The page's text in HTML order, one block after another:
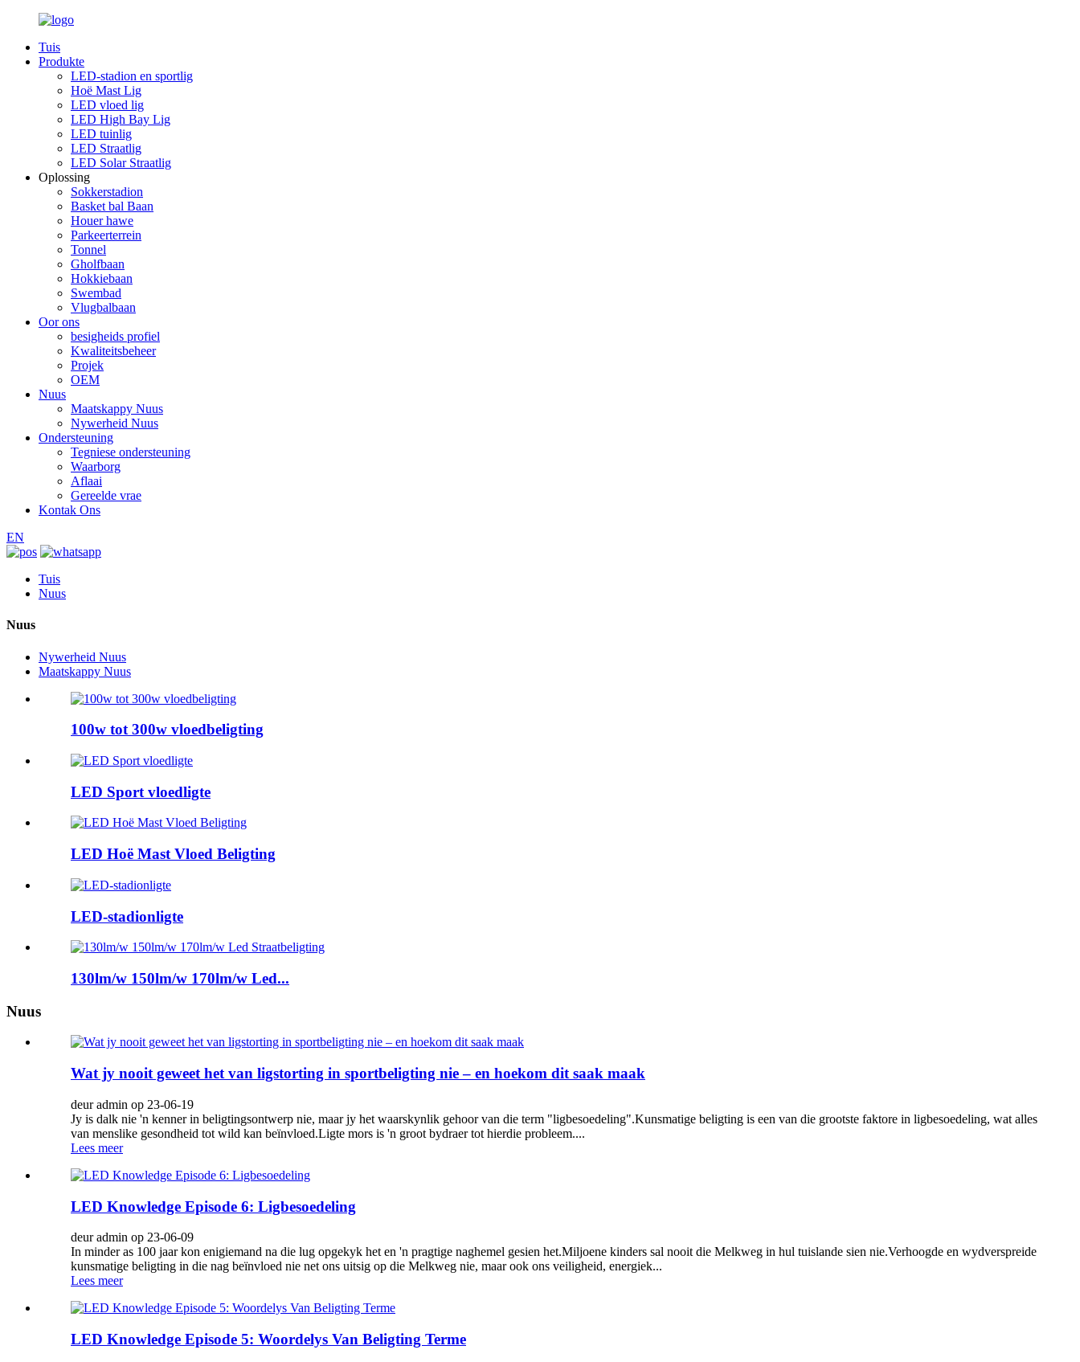
Tuis
Produkte
LED-stadion en sportlig
Hoë Mast Lig
LED vloed lig
LED High Bay Lig
LED tuinlig
LED Straatlig
LED Solar Straatlig
Oplossing
Sokkerstadion
Basket bal Baan
Houer hawe
Parkeerterrein
Tonnel
Gholfbaan
Hokkiebaan
Swembad
Vlugbalbaan
Oor ons
besigheids profiel
Kwaliteitsbeheer
Projek
OEM
Nuus
Maatskappy Nuus
Nywerheid Nuus
Ondersteuning
Tegniese ondersteuning
Waarborg
Aflaai
Gereelde vrae
Kontak Ons
EN
Tuis
Nuus
Nuus
Nywerheid Nuus
Maatskappy Nuus
100w tot 300w vloedbeligting
LED Sport vloedligte
LED Hoë Mast Vloed Beligting
LED-stadionligte
130lm/w 150lm/w 170lm/w Led...
Nuus
Wat jy nooit geweet het van ligstorting in sportbeligting nie – en hoekom dit saak maak
deur admin op 23-06-19
Jy is dalk nie 'n kenner in beligtingsontwerp nie, maar jy het waarskynlik gehoor van die term "ligbesoedeling".Kunsmatige beligting is een van die grootste faktore in ligbesoedeling, wat alles
van menslike gesondheid tot wild kan beïnvloed.Ligte mors is 'n groot bydraer tot hierdie probleem....
Lees meer
LED Knowledge Episode 6: Ligbesoedeling
deur admin op 23-06-09
In minder as 100 jaar kon enigiemand na die lug opgekyk het en 'n pragtige naghemel gesien het.Miljoene kinders sal nooit die Melkweg in hul tuislande sien nie.Verhoogde en wydverspreide
kunsmatige beligting in die nag beïnvloed nie net ons uitsig op die Melkweg nie, maar ook ons ​​veiligheid, energiek...
Lees meer
LED Knowledge Episode 5: Woordelys Van Beligting Terme